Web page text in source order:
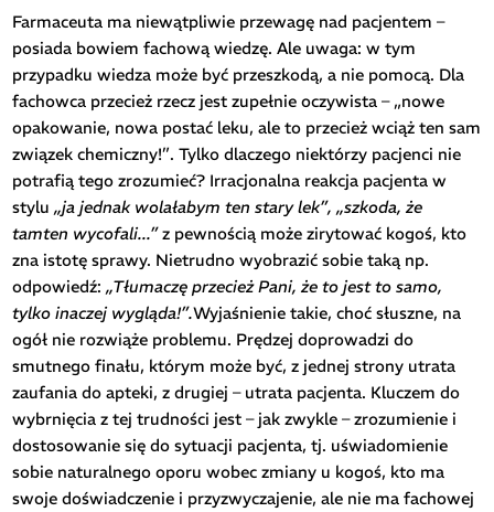
Farmaceuta ma niewątpliwie przewagę nad pacjentem –
posiada bowiem fachową wiedzę. Ale uwaga: w tym
przypadku wiedza może być przeszkodą, a nie pomocą. Dla
fachowca przecież rzecz jest zupełnie oczywista – „nowe
opakowanie, nowa postać leku, ale to przecież wciąż ten sam
związek chemiczny!”. Tylko dlaczego niektórzy pacjenci nie
potrafią tego zrozumieć? Irracjonalna reakcja pacjenta w
stylu„ja jednak wolałabym ten stary lek”, „szkoda, że
tamten wycofali...”z pewnością może zirytować kogoś, kto
zna istotę sprawy. Nietrudno wyobrazić sobie taką np.
odpowiedź:„Tłumaczę przecież Pani, że to jest to samo,
tylko inaczej wygląda!”.Wyjaśnienie takie, choć słuszne, na
ogół nie rozwiąże problemu. Prędzej doprowadzi do
smutnego finału, którym może być, z jednej strony utrata
zaufania do apteki, z drugiej – utrata pacjenta. Kluczem do
wybrnięcia z tej trudności jest – jak zwykle – zrozumienie i
dostosowanie się do sytuacji pacjenta, tj. uświadomienie
sobie naturalnego oporu wobec zmiany u kogoś, kto ma
swoje doświadczenie i przyzwyczajenie, ale nie ma fachowej